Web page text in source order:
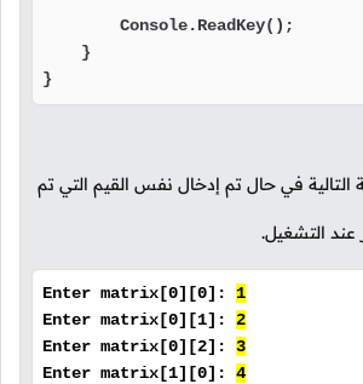
        Console.ReadKey();
    }
}
في حال تم إدخال نفس القيم التي تم
عند التشغيل.
Enter matrix[0][0]: 1
Enter matrix[0][1]: 2
Enter matrix[0][2]: 3
Enter matrix[1][0]: 4